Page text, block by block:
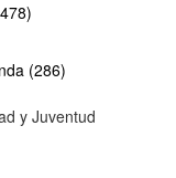
(286)
y Juventud